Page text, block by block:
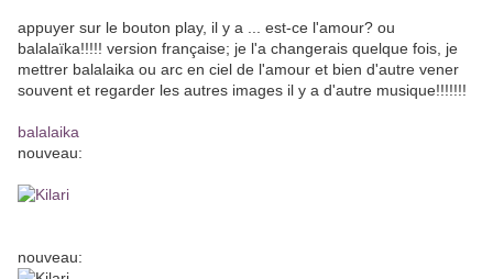
appuyer sur le bouton play, il y a ... est-ce l'amour? ou
balalaïka!!!!! version française; je l'a changerais quelque fois, je
mettrer balalaika ou arc en ciel de l'amour et bien d'autre vener
souvent et regarder les autres images il y a d'autre musique!!!!!!!
balalaika
nouveau:
nouveau: